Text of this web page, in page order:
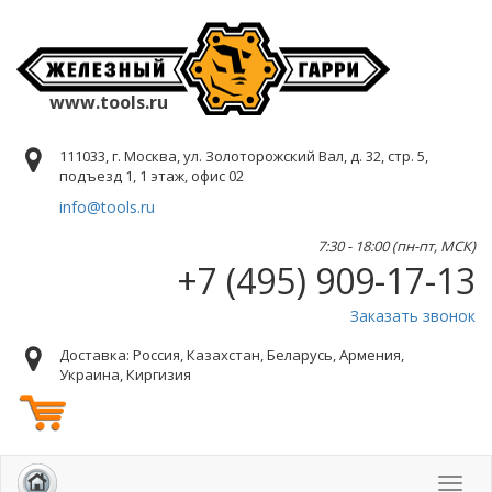
www.tools.ru
111033, г. Москва, ул. Золоторожский Вал, д. 32, стр. 5,
подъезд 1, 1 этаж, офис 02
info@tools.ru
7:30 - 18:00 (пн-пт, МСК)
+7 (495) 909-17-13
Заказать звонок
Доставка: Россия, Казахстан, Беларусь, Армения,
Украина, Киргизия